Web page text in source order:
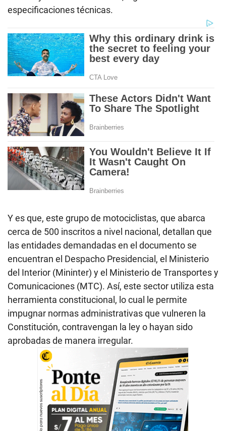
especificaciones técnicas.
Y es que, este grupo de motociclistas, que abarca
cerca de 500 inscritos a nivel nacional, detallan que
las entidades demandadas en el documento se
encuentran el Despacho Presidencial, el Ministerio
del Interior (Mininter) y el Ministerio de Transportes y
Comunicaciones (MTC). Así, este sector utiliza esta
herramienta constitucional, lo cual le permite
impugnar normas administrativas que vulneren la
Constitución, contravengan la ley o hayan sido
aprobadas de manera irregular.